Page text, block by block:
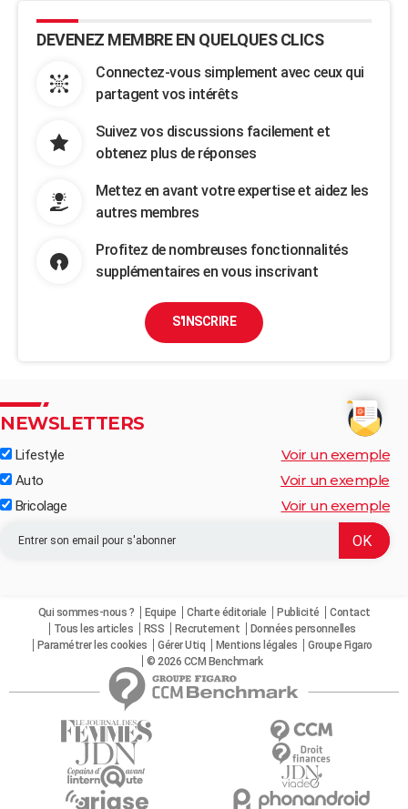
DEVENEZ MEMBRE EN QUELQUES CLICS
Connectez-vous simplement avec ceux qui
partagent vos intérêts
Suivez vos discussions facilement et
obtenez plus de réponses
Mettez en avant votre expertise et aidez les
autres membres
Profitez de nombreuses fonctionnalités
supplémentaires en vous inscrivant
S'INSCRIRE
NEWSLETTERS
Lifestyle Voir un exemple
Auto Voir un exemple
Bricolage Voir un exemple
Qui sommes-nous ? Equipe Charte éditoriale Publicité
Contact
Tous les articles
RSS Recrutement
Données personnelles
Paramétrer les cookies
Gérer Utiq Mentions légales
Groupe Figaro
© 2026 CCM Benchmark